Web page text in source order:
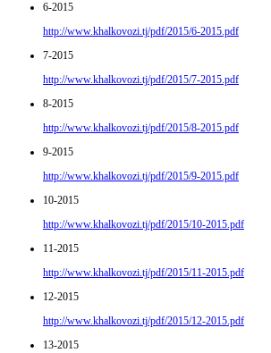
6-2015
http://www.khalkovozi.tj/pdf/2015/6-2015.pdf
7-2015
http://www.khalkovozi.tj/pdf/2015/7-2015.pdf
8-2015
http://www.khalkovozi.tj/pdf/2015/8-2015.pdf
9-2015
http://www.khalkovozi.tj/pdf/2015/9-2015.pdf
10-2015
http://www.khalkovozi.tj/pdf/2015/10-2015.pdf
11-2015
http://www.khalkovozi.tj/pdf/2015/11-2015.pdf
12-2015
http://www.khalkovozi.tj/pdf/2015/12-2015.pdf
13-2015